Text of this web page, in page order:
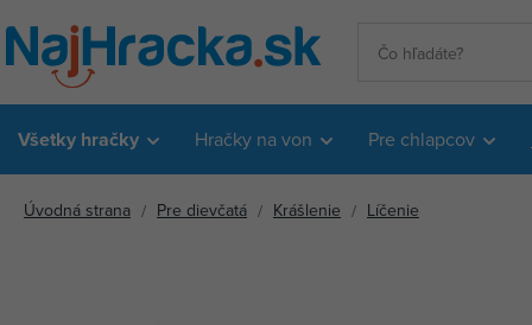
Všetky hračky Hračky na von Pre chlapcov
Úvodná strana Pre dievčatá Krášlenie Líčenie